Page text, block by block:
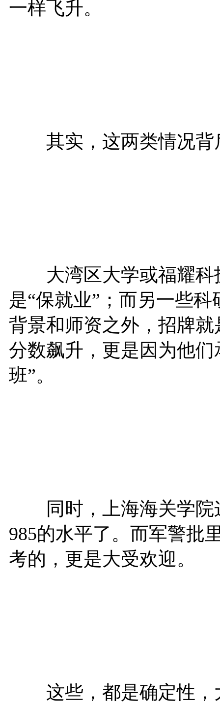
一样飞升。
其实，这两类情况背
大湾区大学或福耀科
是“保就业”；而另一些
背景和师资之外，招牌
分数飙升，更是因为他们
班”。
同时，上海海关学院
985的水平了。而军警批
考的，更是大受欢迎。
这些，都是确定性，